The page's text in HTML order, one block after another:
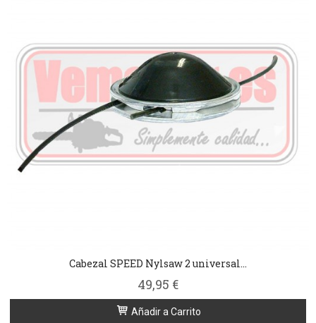
Cabezal SPEED Nylsaw 2 universal...
49,95 €
Añadir a Carrito